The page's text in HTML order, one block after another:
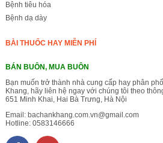
Bệnh tiêu hóa
Bệnh dạ dày
BÀI THUỐC HAY MIỄN PHÍ
BÁN BUÔN, MUA BUÔN
Bạn muốn trở thành nhà cung cấp hay phân
Khang, hãy liên hệ ngay với chúng tôi theo
651 Minh Khai, Hai Bà Trưng, Hà Nội
Email: bachankhang.com.vn@gmail.com
Hotline: 0583146666